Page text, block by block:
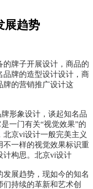
展趋势
牌子开展设计，商品的
品牌的造型设计设计，商
牌的营销推广设计这
形象设计，谈起知名品
一门有关“视觉效果”的
京vi设计一般完美主义
不一样的视觉效果标识重
计构思。北京vi设计
展趋势，现如今的知名
持续的革新和艺术创